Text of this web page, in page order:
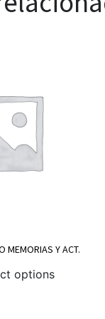
MEMORIAS Y ACT.
options